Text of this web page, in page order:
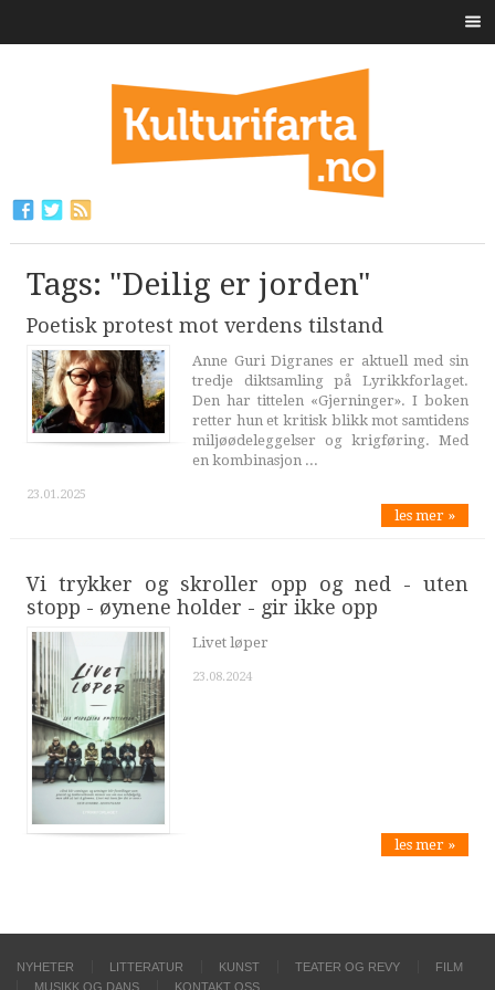
Tags: "Deilig er jorden"
Poetisk protest mot verdens tilstand
Anne Guri Digranes er aktuell med sin
tredje diktsamling på Lyrikkforlaget.
Den har tittelen «Gjerninger». I boken
retter hun et kritisk blikk mot samtidens
miljøødeleggelser og krigføring. Med
en kombinasjon ...
23.01.2025
les mer »
Vi trykker og skroller opp og ned - uten
stopp - øynene holder - gir ikke opp
Livet løper
23.08.2024
les mer »
NYHETER LITTERATUR KUNST TEATER OG REVY
FILM
MUSIKK OG DANS
KONTAKT OSS